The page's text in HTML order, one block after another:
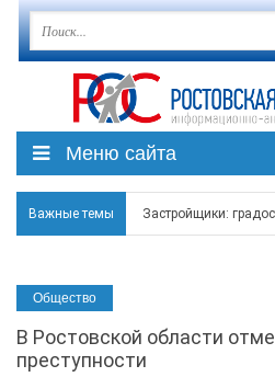
Меню сайта
Важные темы Застройщики:
В Чеховской
В Ростове
Общество
В Ростовской области
преступности